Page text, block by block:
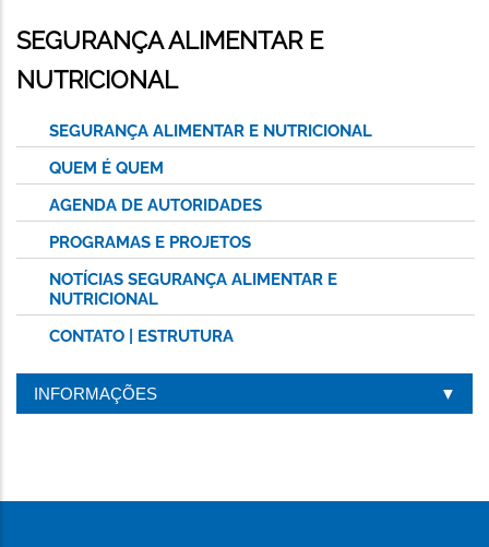
SEGURANÇA ALIMENTAR E
NUTRICIONAL
SEGURANÇA ALIMENTAR E NUTRICIONAL
QUEM É QUEM
AGENDA DE AUTORIDADES
PROGRAMAS E PROJETOS
NOTÍCIAS SEGURANÇA ALIMENTAR E
NUTRICIONAL
CONTATO | ESTRUTURA
INFORMAÇÕES